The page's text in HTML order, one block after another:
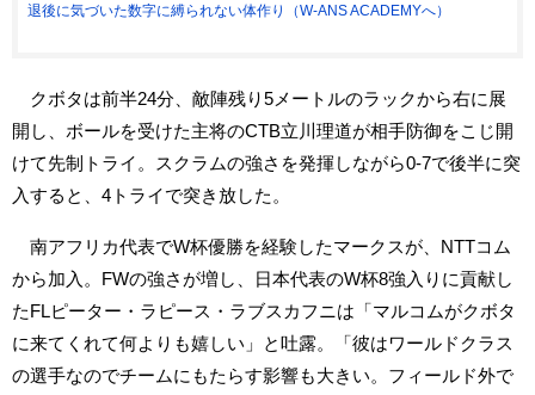
退後に気づいた数字に縛られない体作り（W-ANS ACADEMYへ）
クボタは前半24分、敵陣残り5メートルのラックから右に展
開し、ボールを受けた主将のCTB立川理道が相手防御をこじ開
けて先制トライ。スクラムの強さを発揮しながら0-7で後半に突
入すると、4トライで突き放した。
南アフリカ代表でW杯優勝を経験したマークスが、NTTコム
から加入。FWの強さが増し、日本代表のW杯8強入りに貢献し
たFLピーター・ラピース・ラブスカフニは「マルコムがクボタ
に来てくれて何よりも嬉しい」と吐露。「彼はワールドクラス
の選手なのでチームにもたらす影響も大きい。フィールド外で